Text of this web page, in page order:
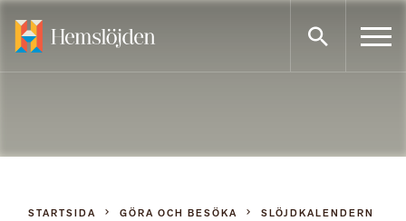
innehållet
STARTSIDA GÖRA OCH BESÖKA
SLÖJDKALENDERN